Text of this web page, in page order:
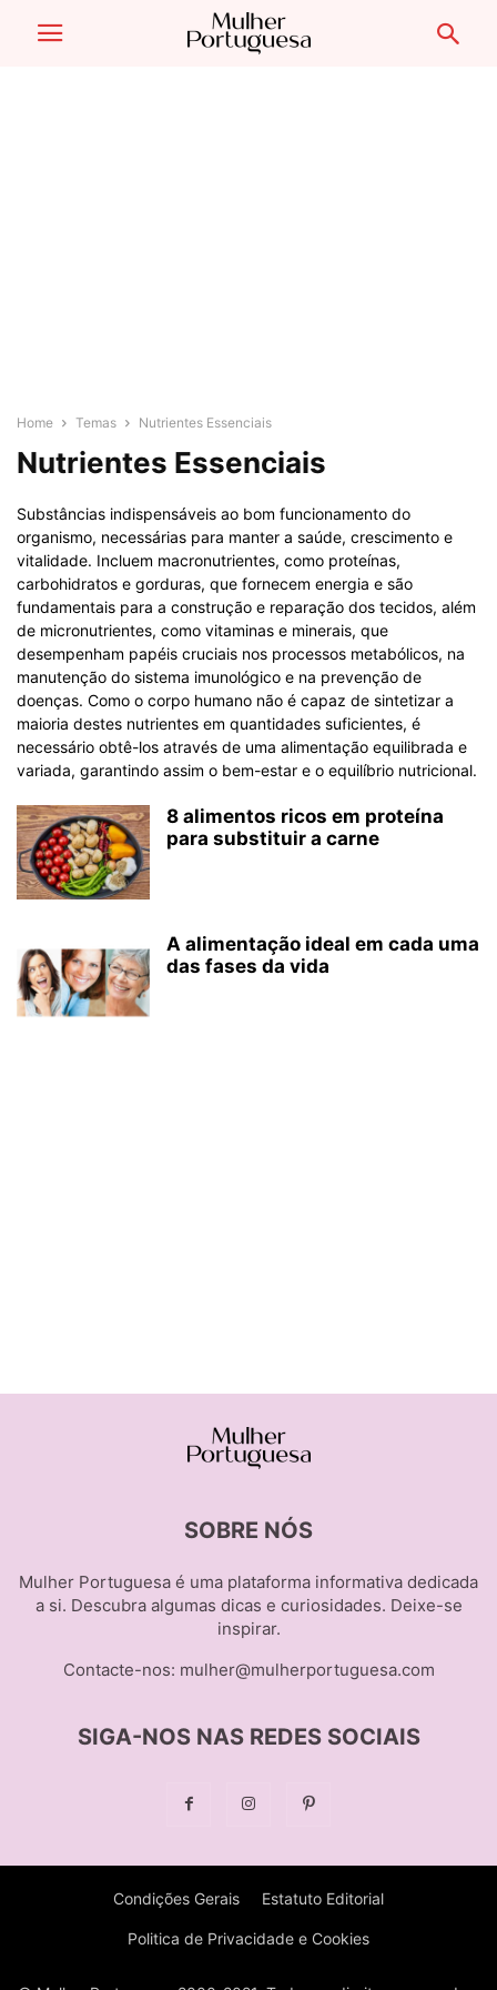
Home Temas Nutrientes Essenciais
Nutrientes Essenciais
Substâncias indispensáveis ao bom funcionamento do
organismo, necessárias para manter a saúde, crescimento e
vitalidade. Incluem macronutrientes, como proteínas,
carbohidratos e gorduras, que fornecem energia e são
fundamentais para a construção e reparação dos tecidos, além
de micronutrientes, como vitaminas e minerais, que
desempenham papéis cruciais nos processos metabólicos, na
manutenção do sistema imunológico e na prevenção de
doenças. Como o corpo humano não é capaz de sintetizar a
maioria destes nutrientes em quantidades suficientes, é
necessário obtê-los através de uma alimentação equilibrada e
variada, garantindo assim o bem-estar e o equilíbrio nutricional.
8 alimentos ricos em proteína
para substituir a carne
A alimentação ideal em cada uma
das fases da vida
SOBRE NÓS
Mulher Portuguesa é uma plataforma informativa dedicada
a si. Descubra algumas dicas e curiosidades. Deixe-se
inspirar.
Contacte-nos: mulher@mulherportuguesa.com
SIGA-NOS NAS REDES SOCIAIS
Condições Gerais Estatuto Editorial
Politica de Privacidade e Cookies